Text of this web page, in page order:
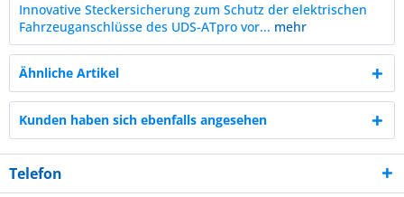
Innovative Steckersicherung zum Schutz der elektrischen
Fahrzeuganschlüsse des UDS-ATpro vor... mehr
Ähnliche Artikel
Kunden haben sich ebenfalls angesehen
Telefon